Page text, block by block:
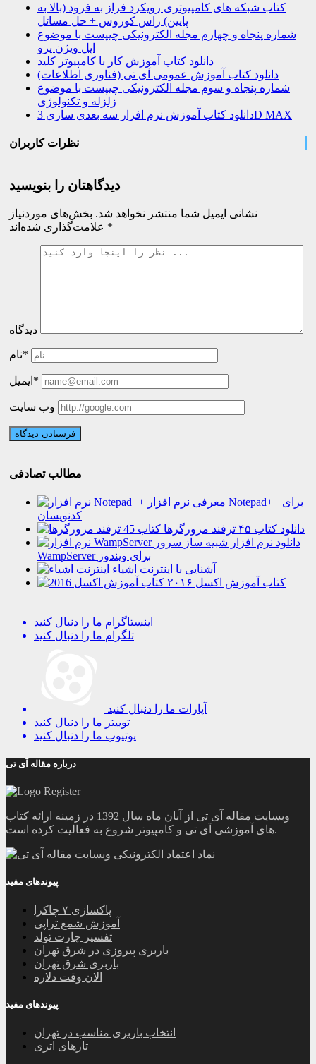
کتاب شبکه های کامپیوتری رویکرد فراز به فرود (بالا به
پایین) راس کوروس + حل مسائل
شماره پنجاه و چهارم مجله الکترونیکی چیپست با موضوع
اپل ویژن پرو
دانلود کتاب آموزش کار با کامپیوتر کلید
دانلود کتاب آموزش عمومی آی تی (فناوری اطلاعات)
شماره پنجاه و سوم مجله الکترونیکی چیپست با موضوع
زلزله و تکنولوژی
دانلود کتاب آموزش نرم افزار سه بعدی سازی 3D MAX
نظرات کاربران
دیدگاهتان را بنویسید
نشانی ایمیل شما منتشر نخواهد شد. بخش‌های موردنیاز
*
دیدگاه
نام*
ایمیل*
وب سایت
مطالب تصادفی
معرفی نرم افزار Notepad++ برای
کدنویسان
دانلود کتاب ۴۵ ترفند مرورگرها
دانلود نرم افزار شبیه ساز سرور
WampServer برای ویندوز
آشنایی با اینترنت اشیاء
کتاب آموزش اکسل ۲۰۱۶
اینستاگرام ما را دنبال کنید
تلگرام ما را دنبال کنید
آپارات ما را دنبال کنید
توییتر ما را دنبال کنید
یوتیوب ما را دنبال کنید
درباره مقاله آی تی
وبسایت مقاله آی تی از آبان ماه سال 1392 در زمینه ارائه کتاب
های آموزشی آی تی و کامپیوتر شروع به فعالیت کرده است.
پیوندهای مفید
پاکسازی ۷ چاکرا
آموزش شمع تراپی
تفسیر چارت تولد
باربری پیروزی در شرق تهران
باربری شرق تهران
الان وقت دلاره
پیوندهای مفید
انتخاب باربری مناسب در تهران
تارهای اتری